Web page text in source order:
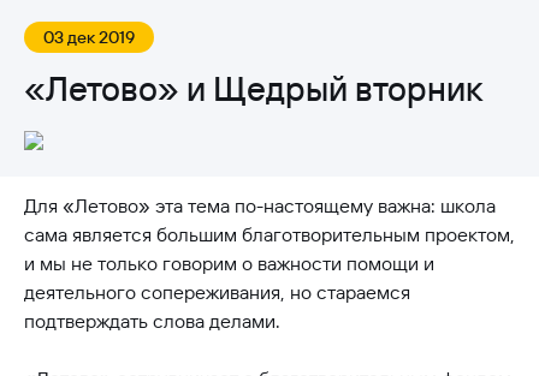
03 дек 2019
«Летово» и Щедрый вторник
Для «Летово» эта тема по-настоящему важна: школа
сама является большим благотворительным проектом,
и мы не только говорим о важности помощи и
деятельного сопереживания, но стараемся
подтверждать слова делами.